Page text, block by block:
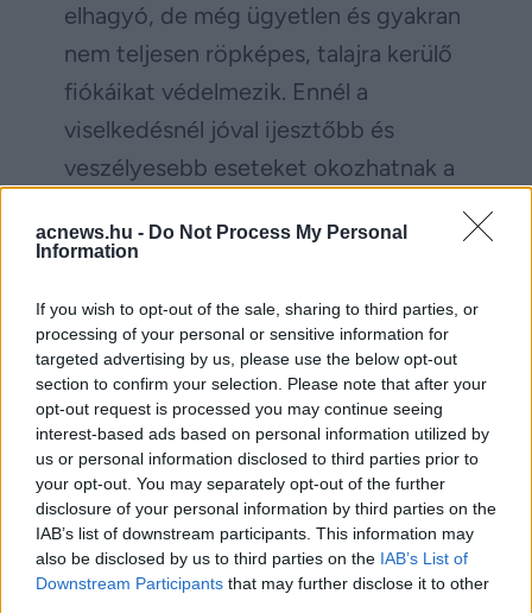
acnews.hu - Do Not Process My Personal
Information
If you wish to opt-out of the sale, sharing to third parties, or
processing of your personal or sensitive information for
targeted advertising by us, please use the below opt-out
section to confirm your selection. Please note that after your
opt-out request is processed you may continue seeing
interest-based ads based on personal information utilized by
us or personal information disclosed to third parties prior to
your opt-out. You may separately opt-out of the further
disclosure of your personal information by third parties on the
IAB’s list of downstream participants. This information may
also be disclosed by us to third parties on the IAB’s List of
Downstream Participants that may further disclose it to other
elhagyó, de még ügyetlen és gyakran
nem teljesen röpképes, talajra kerülő
fiókáikat védelmezik. Ennél a
viselkedésnél jóval ijesztőbb és
veszélyesebb eseteket okozhatnak a
felnevelt, majd elengedett vagy
szintén a vetési varjak fiókái.
Facebook Twitter
Reddit Telegram
Email